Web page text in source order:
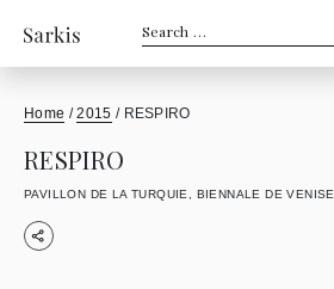
Search
for:
Home /2015 / RESPIRO
RESPIRO
PAVILLON DE LA TURQUIE, BIENNALE DE VENISE